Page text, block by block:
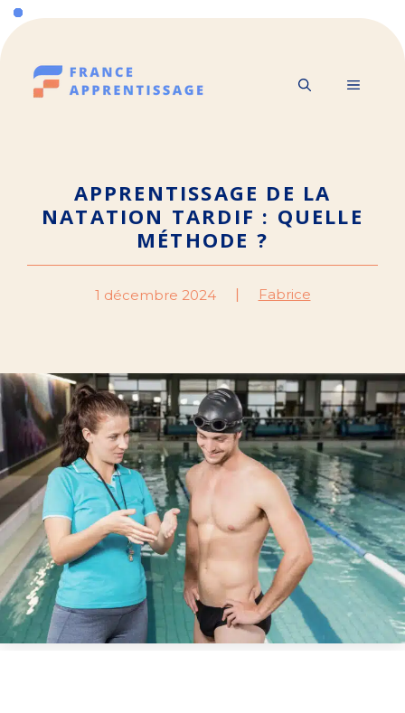
Aller
au
contenu
MENU
APPRENTISSAGE DE LA
NATATION TARDIF : QUELLE
MÉTHODE ?
1 décembre 2024 Fabrice